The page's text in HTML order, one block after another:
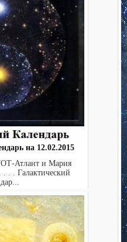
на 12.02.2015
Атлант и Мария
. . Галактический